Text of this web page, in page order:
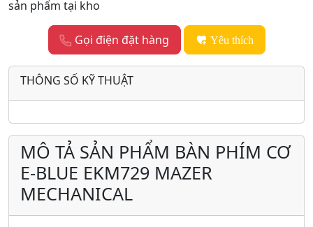
sản phẩm tại kho
Gọi điện đặt hàng Yêu thích
THÔNG SỐ KỸ THUẬT
MÔ TẢ SẢN PHẨM BÀN PHÍM CƠ
E-BLUE EKM729 MAZER
MECHANICAL